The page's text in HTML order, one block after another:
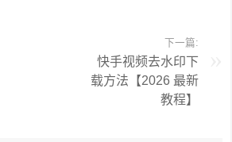
下一篇:
快手视频去水印下
载方法【2026 最新
教程】